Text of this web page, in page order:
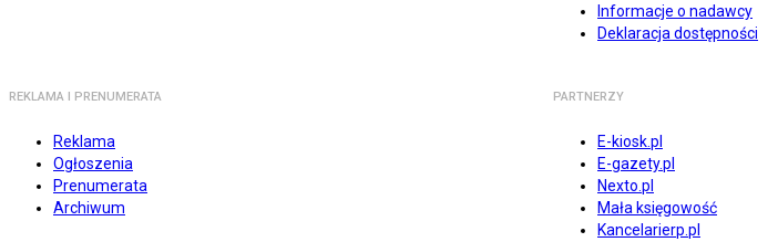
Informacje o nadawcy
Deklaracja dostępności
REKLAMA I PRENUMERATA
Reklama
Ogłoszenia
Prenumerata
Archiwum
PARTNERZY
E-kiosk.pl
E-gazety.pl
Nexto.pl
Mała księgowość
Kancelarierp.pl